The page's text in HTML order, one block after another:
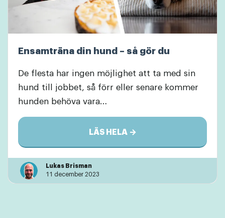
Ensamträna din hund – så gör du
De flesta har ingen möjlighet att ta med sin
hund till jobbet, så förr eller senare kommer
hunden behöva vara…
LÄS HELA →
Lukas Brisman
11 december 2023